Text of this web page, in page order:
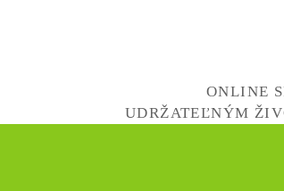
ONLINE
UDRŽATEĽNÝM